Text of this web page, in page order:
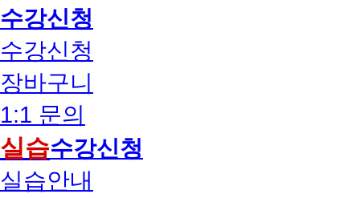
수강신청
수강신청
장바구니
1:1 문의
실습수강신청
실습안내